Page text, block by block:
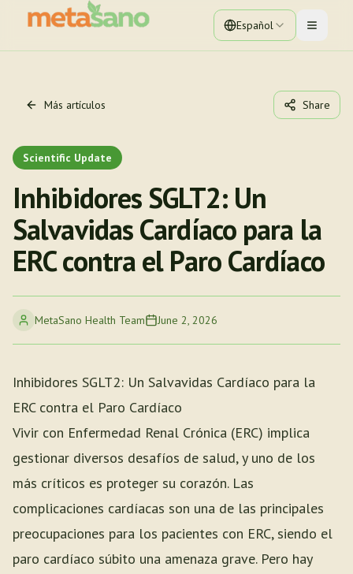
Español Toggle
Más artículos Share
Scientific Update
Inhibidores SGLT2: Un
Salvavidas Cardíaco para la
ERC contra el Paro Cardíaco
MetaSano Health Team June 2, 2026
Inhibidores SGLT2: Un Salvavidas Cardíaco para la
ERC contra el Paro Cardíaco
Vivir con Enfermedad Renal Crónica (ERC) implica
gestionar diversos desafíos de salud, y uno de los
más críticos es proteger su corazón. Las
complicaciones cardíacas son una de las principales
preocupaciones para los pacientes con ERC, siendo el
paro cardíaco súbito una amenaza grave. Pero hay